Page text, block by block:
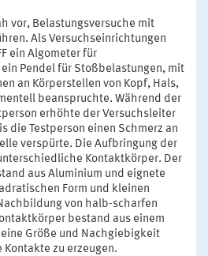
vor, Belastungsversuche mit
Als Versuchseinrichtungen
ein Algometer für
Pendel für Stoßbelastungen, mit
an Körperstellen von Kopf, Hals,
beanspruchte. Während der
erhöhte der Versuchsleiter
die Testperson einen Schmerz an
verspürte. Die Aufbringung der
Kontaktkörper. Der
aus Aluminium und eignete
Form und kleinen
von halb-scharfen
bestand aus einem
Größe und Nachgiebigkeit
zu erzeugen.